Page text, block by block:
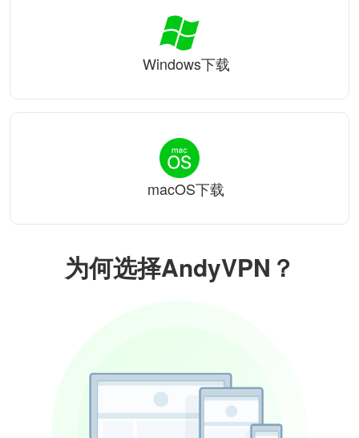
为何选择AndyVPN？
Windows下载
macOS下载